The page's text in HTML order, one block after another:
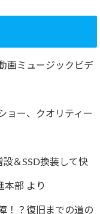
画ミュージックビデ
ョー、クオリティー
＆SSD換装して快
本部 より
！？復旧までの道の